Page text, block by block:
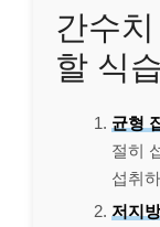
간수
할 식
균형
절히
섭취
저지